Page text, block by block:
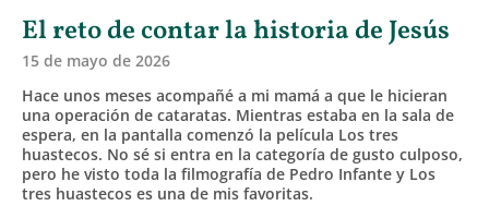
El reto de contar la historia de Jesús
15 de mayo de 2026
Hace unos meses acompañé a mi mamá a que le hicieran
una operación de cataratas. Mientras estaba en la sala de
espera, en la pantalla comenzó la película Los tres
huastecos. No sé si entra en la categoría de gusto culposo,
pero he visto toda la filmografía de Pedro Infante y Los
tres huastecos es una de mis favoritas.